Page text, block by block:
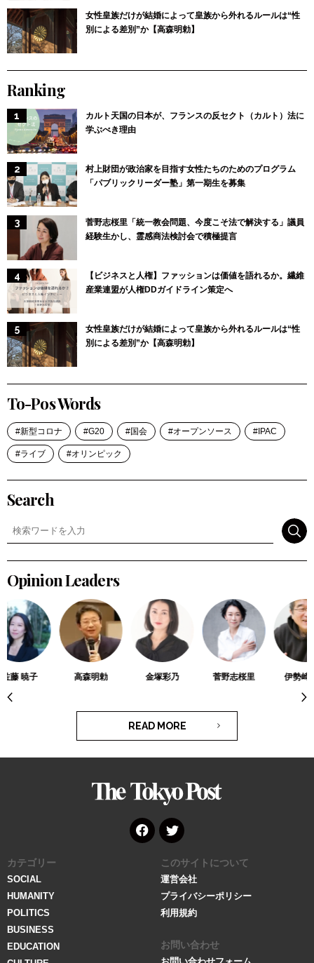
女性皇族だけが結婚によって皇族から外れるルールは“性
別による差別”か【高森明勅】
Ranking
カルト天国の日本が、フランスの反セクト（カルト）法に
学ぶべき理由
村上財団が政治家を目指す女性たちのためのプログラム
「パブリックリーダー塾」第一期生を募集
菅野志桜里「統一教会問題、今度こそ法で解決する」議員
経験生かし、霊感商法検討会で積極提言
【ビジネスと人権】ファッションは価値を語れるか。繊維
産業連盟が人権DDガイドライン策定へ
女性皇族だけが結婚によって皇族から外れるルールは“性
別による差別”か【高森明勅】
To-Pos Words
新型コロナ G20 国会 オープンソース IPAC
ライブ オリンピック
Search
Opinion Leaders
藤 暁子 高森明勅 金塚彩乃 菅野志桜里 伊勢崎
READ MORE
er
カテゴリー
SOCIAL
HUMANITY
POLITICS
BUSINESS
EDUCATION
このサイトについて
運営会社
プライバシーポリシー
利用規約
お問い合わせ